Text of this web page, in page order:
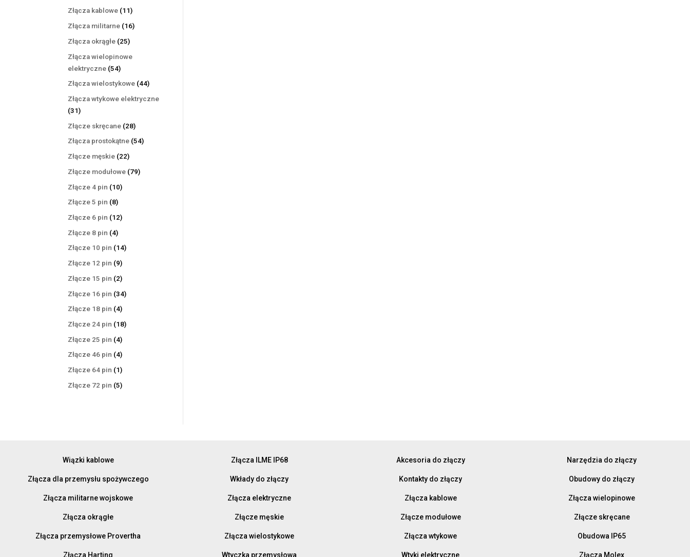
Złącza kablowe 1111
produktów
Złącza militarne 1616
Złącza okrągłe 2525
Złącza wielopinowe
elektryczne 5454
produkty
Złącza wielostykowe 4444
Złącza wtykowe elektryczne
3131
produktów
Złącze skręcane 2828
produktów
Złącza prostokątne 5454
Złącze męskie 2222
produkty
Złącze modułowe 7979
Złącze 4 pin 1010
Złącze 5 pin 88
produktów
Złącze 6 pin 1212
Złącze 8 pin 44
produkty
Złącze 10 pin 1414
Złącze 12 pin 99
produktów
Złącze 15 pin 22
produkty
Złącze 16 pin 3434
Złącze 18 pin 44
produkty
Złącze 24 pin 1818
Złącze 25 pin 44
produkty
Złącze 46 pin 44
produkty
Złącze 64 pin 11
produkt
Złącze 72 pin 55
Wiązki kablowe
Złącza dla przemysłu spożywczego
Złącza militarne wojskowe
Złącza okrągłe
Złącza przemysłowe Provertha
Złącza Harting
Złącza ILME IP68
Wkłady do złączy
Złącza elektryczne
Złącze męskie
Złącza wielostykowe
Wtyczka przemysłowa
Akcesoria do złączy
Kontakty do złączy
Złącza kablowe
Złącze modułowe
Złącza wtykowe
Wtyki elektryczne
Narzędzia do złączy
Obudowy do złączy
Złącza wielopinowe
Złącze skręcane
Obudowa IP65
Złącza Molex